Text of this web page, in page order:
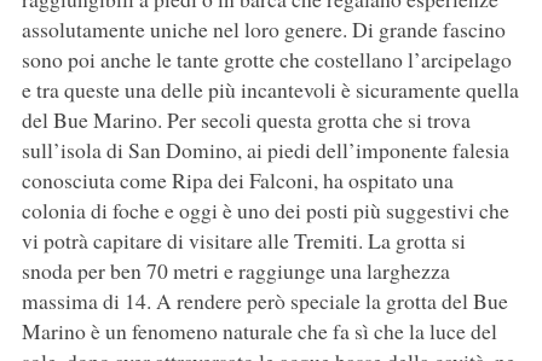
assolutamente uniche nel loro genere. Di grande fascino
sono poi anche le tante grotte che costellano l’arcipelago
e tra queste una delle più incantevoli è sicuramente quella
del Bue Marino. Per secoli questa grotta che si trova
sull’isola di San Domino, ai piedi dell’imponente falesia
conosciuta come Ripa dei Falconi, ha ospitato una
colonia di foche e oggi è uno dei posti più suggestivi che
vi potrà capitare di visitare alle Tremiti. La grotta si
snoda per ben 70 metri e raggiunge una larghezza
massima di 14. A rendere però speciale la grotta del Bue
Marino è un fenomeno naturale che fa sì che la luce del